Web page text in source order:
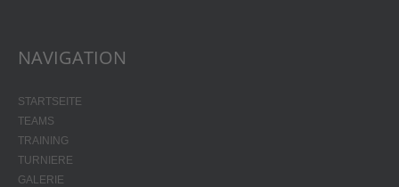
NAVIGATION
STARTSEITE
TEAMS
TRAINING
TURNIERE
GALERIE